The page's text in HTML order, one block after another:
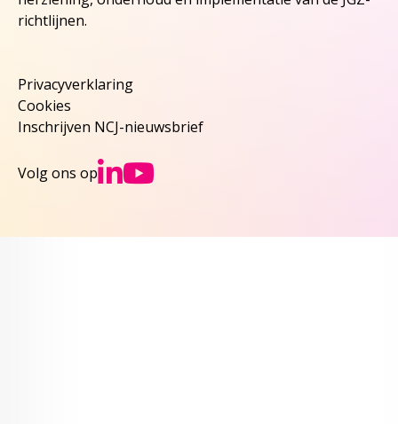
richtlijnen.
Privacyverklaring
Cookies
Inschrijven NCJ-nieuwsbrief
Volg ons op Ga naar NCJs